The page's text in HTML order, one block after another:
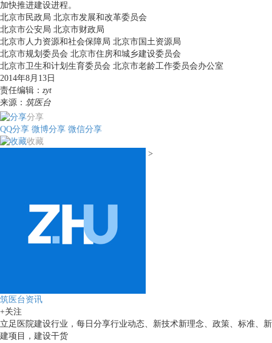
加快推进建设进程。
北京市民政局 北京市发展和改革委员会
北京市公安局 北京市财政局
北京市人力资源和社会保障局 北京市国土资源局
北京市规划委员会 北京市住房和城乡建设委员会
北京市卫生和计划生育委员会 北京市老龄工作委员会办公室
2014年8月13日
责任编辑： zyt
来源： 筑医台
分享
QQ分享 微博分享 微信分享
收藏
>
筑医台资讯
+关注
立足医院建设行业，每日分享行业动态、新技术新理念、政策、标准、新
建项目，建设干货